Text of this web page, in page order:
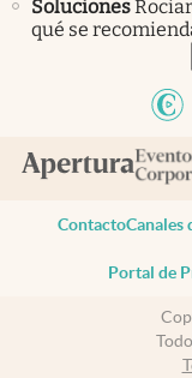
Soluciones
qué se
ContactoCanales
Portal de